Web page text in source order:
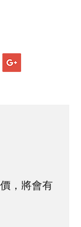
，將會有